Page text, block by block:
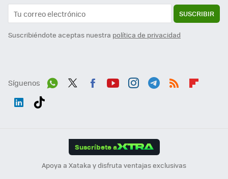
SUSCRIBIR
Suscribiéndote aceptas nuestra política de privacidad
Síguenos
Suscríbete a
Apoya a Xataka y disfruta ventajas exclusivas